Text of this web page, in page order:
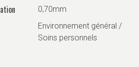
0,70mm
Environnement général /
Soins personnels